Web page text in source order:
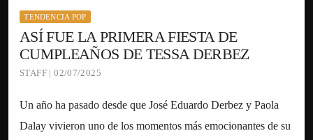
TENDENCIA POP
ASÍ FUE LA PRIMERA FIESTA DE
CUMPLEAÑOS DE TESSA DERBEZ
STAFF | 02/07/2025
Un año ha pasado desde que José Eduardo Derbez y Paola
Dalay vivieron uno de los momentos más emocionantes de su